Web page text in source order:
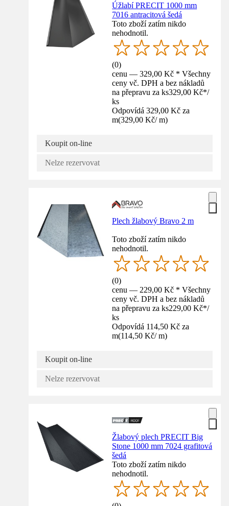
Úžlabí PRECIT 1000 mm
7016 antracitová šedá
Toto zboží zatím nikdo
nehodnotil.
(0)
cenu — 329,00 Kč * Všechny
ceny vč. DPH a bez nákladů
na přepravu za ks329,00 Kč*/
ks
Odpovídá 329,00 Kč za
m(329,00 Kč/ m)
Koupit on-line
Nelze rezervovat
Plech žlabový Bravo 2 m
Toto zboží zatím nikdo
nehodnotil.
(0)
cenu — 229,00 Kč * Všechny
ceny vč. DPH a bez nákladů
na přepravu za ks229,00 Kč*/
ks
Odpovídá 114,50 Kč za
m(114,50 Kč/ m)
Koupit on-line
Nelze rezervovat
Žlabový plech PRECIT Big
Stone 1000 mm 7024 grafitová
šedá
Toto zboží zatím nikdo
nehodnotil.